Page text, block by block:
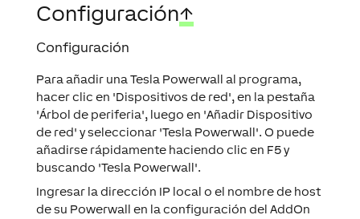
Configuración↑
Configuración
Para añadir una Tesla Powerwall al programa,
hacer clic en 'Dispositivos de red', en la pestaña
'Árbol de periferia', luego en 'Añadir Dispositivo
de red' y seleccionar 'Tesla Powerwall'. O puede
añadirse rápidamente haciendo clic en F5 y
buscando 'Tesla Powerwall'.
Ingresar la dirección IP local o el nombre de host
de su Powerwall en la configuración del AddOn